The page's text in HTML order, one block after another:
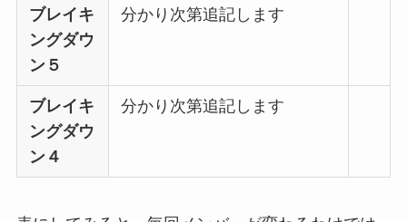
ブレイキ
ングダウ
ン５
分かり次第追記します
ブレイキ
ングダウ
ン４
分かり次第追記します